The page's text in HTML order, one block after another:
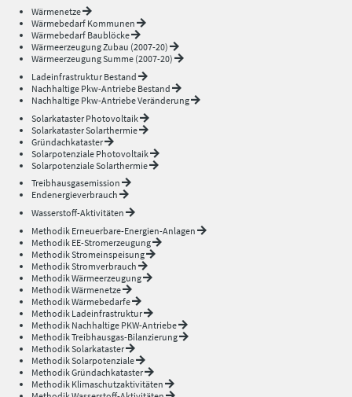
Wärmenetze
Wärmebedarf Kommunen
Wärmebedarf Baublöcke
Wärmeerzeugung Zubau (2007-20)
Wärmeerzeugung Summe (2007-20)
Ladeinfrastruktur Bestand
Nachhaltige Pkw-Antriebe Bestand
Nachhaltige Pkw-Antriebe Veränderung
Solarkataster Photovoltaik
Solarkataster Solarthermie
Gründachkataster
Solarpotenziale Photovoltaik
Solarpotenziale Solarthermie
Treibhausgasemission
Endenergieverbrauch
Wasserstoff-Aktivitäten
Methodik Erneuerbare-Energien-Anlagen
Methodik EE-Stromerzeugung
Methodik Stromeinspeisung
Methodik Stromverbrauch
Methodik Wärmeerzeugung
Methodik Wärmenetze
Methodik Wärmebedarfe
Methodik Ladeinfrastruktur
Methodik Nachhaltige PKW-Antriebe
Methodik Treibhausgas-Bilanzierung
Methodik Solarkataster
Methodik Solarpotenziale
Methodik Gründachkataster
Methodik Klimaschutzaktivitäten